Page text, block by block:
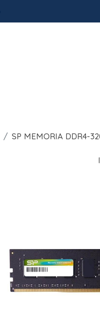
SP MEMORIA DDR4-